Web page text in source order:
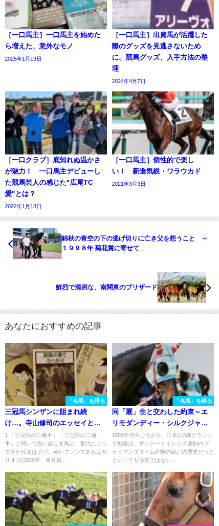
［一口馬主］一口馬主を始めた
ら増えた、意外なモノ
2025年1月19日
［一口馬主］出資馬が活躍した
際のグッズを見逃さないため
に。競馬グッズ、入手方法の整
理
2024年4月7日
［一口クラブ］底知れぬ温かさ
が魅力！ 一口馬主デビューし
た競馬芸人の感じた"広尾TC
愛"とは？
2022年1月13日
［一口馬主］個性的で楽し
い！ 新進気鋭・ワラウカド
2021年3月3日
錦秋の青空の下の逃げ切りに亡き父を想うこと ～
１９９８年 菊花賞に寄せて
鮮烈で清冽な、南関東のブリザード
あなたにおすすめの記事
「名馬」を語る
三冠馬シンザンに阻まれ続
け…。寺山修司のエッセイと振
り返る「元祖二番手」ウメノチ
カラの馬生
1.「三冠馬の二番手」 「三冠馬の二番
手」と聞いて思い起こす馬は、世代によっ
て分かれるはずだ。若いファンであればサ
リオス(2020年、皐月賞...
「名馬」を語る
同「厩」生と交わした約束～エ
リモダンディー・シルクジャス
ティス〜
1990年代中ごろから、日本の3歳クラシッ
ク戦線は、サンデーサイレンス産駒vsブ
ライアンズタイム産駒の戦いの歴史だった
といっても過言ではない...